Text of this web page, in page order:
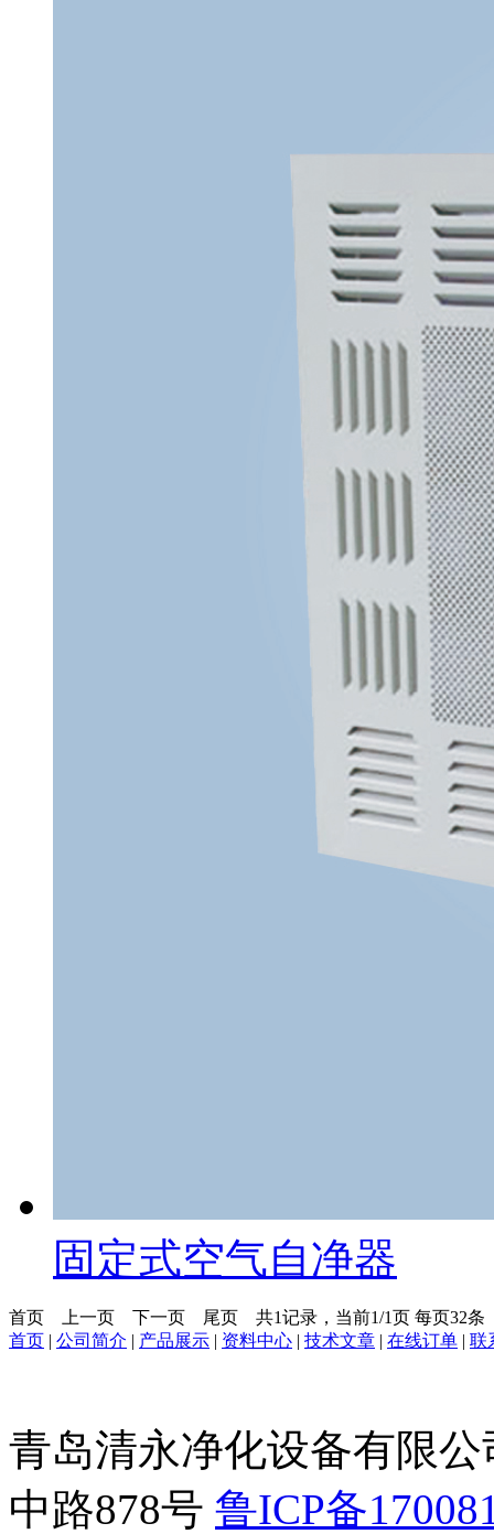
固定式空气自净器
首页 上一页 下一页 尾页 共1记录，当前1/1页 每页32
首页 | 公司简介 | 产品展示 | 资料中心 | 技术文章 | 在线订单 | 联
青岛清永净化设备有限
中路878号 鲁ICP备